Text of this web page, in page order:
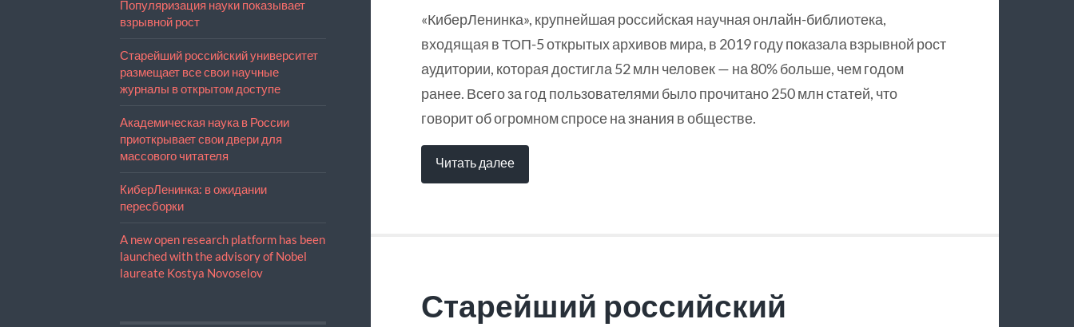
Популяризация науки показывает
взрывной рост
Старейший российский университет
размещает все свои научные
журналы в открытом доступе
Академическая наука в России
приоткрывает свои двери для
массового читателя
КиберЛенинка: в ожидании
пересборки
A new open research platform has been
launched with the advisory of Nobel
laureate Kostya Novoselov
«КиберЛенинка», крупнейшая российская научная онлайн-библиотека,
входящая в ТОП-5 открытых архивов мира, в 2019 году показала взрывной рост
аудитории, которая достигла 52 млн человек — на 80% больше, чем годом
ранее. Всего за год пользователями было прочитано 250 млн статей, что
говорит об огромном спросе на знания в обществе.
Читать далее
Старейший российский